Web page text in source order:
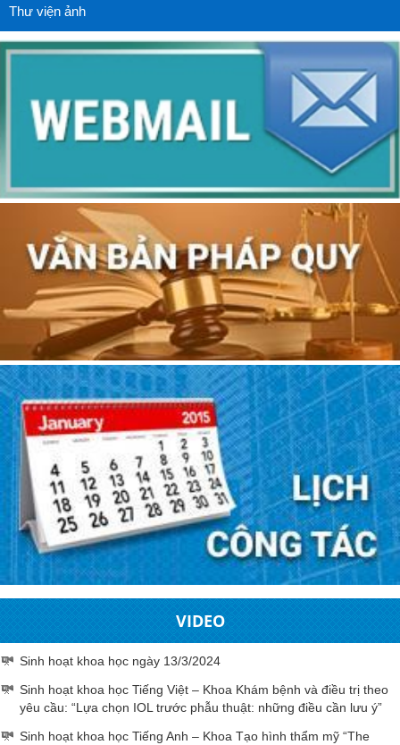
Thư viện ảnh
VIDEO
Sinh hoạt khoa học ngày 13/3/2024
Sinh hoạt khoa học Tiếng Việt – Khoa Khám bệnh và điều trị theo
yêu cầu: “Lựa chọn IOL trước phẫu thuật: những điều cần lưu ý”
Sinh hoạt khoa học Tiếng Anh – Khoa Tạo hình thẩm mỹ “The